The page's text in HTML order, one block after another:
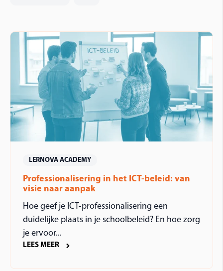
LERNOVA ACADEMY
Professionalisering in het ICT-beleid: van
visie naar aanpak
Hoe geef je ICT-professionalisering een
duidelijke plaats in je schoolbeleid? En hoe zorg
je ervoor...
LEES MEER